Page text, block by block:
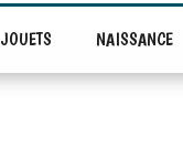
JOUETS NAISSANCE